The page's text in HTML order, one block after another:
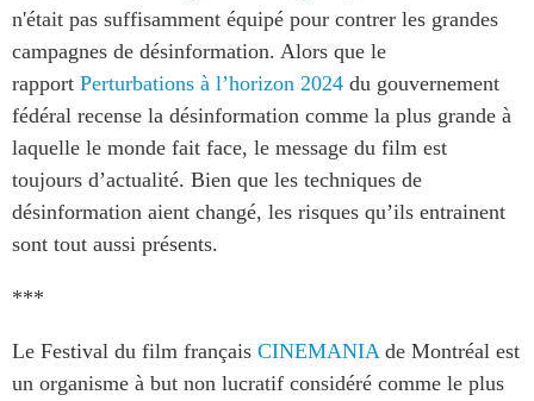
n'était pas suffisamment équipé pour contrer les grandes
campagnes de désinformation. Alors que le
rapport Perturbations à l’horizon 2024 du gouvernement
fédéral recense la désinformation comme la plus grande à
laquelle le monde fait face, le message du film est
toujours d’actualité. Bien que les techniques de
désinformation aient changé, les risques qu’ils entrainent
sont tout aussi présents.
***
Le Festival du film français CINEMANIA de Montréal est
un organisme à but non lucratif considéré comme le plus